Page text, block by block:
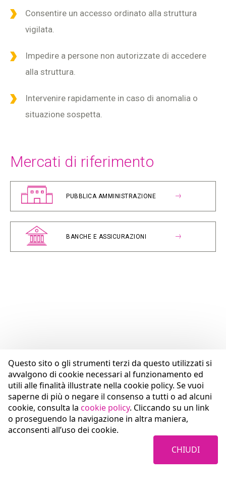
Questo sito o gli strumenti terzi da questo utilizzati si
avvalgono di cookie necessari al funzionamento ed
utili alle finalità illustrate nella cookie policy. Se vuoi
saperne di più o negare il consenso a tutti o ad alcuni
cookie, consulta la cookie policy. Cliccando su un link
o proseguendo la navigazione in altra maniera,
acconsenti all’uso dei cookie.
CHIUDI
Consentire un accesso ordinato alla struttura
vigilata.
Impedire a persone non autorizzate di accedere
alla struttura.
Intervenire rapidamente in caso di anomalia o
situazione sospetta.
Mercati di riferimento
PUBBLICA AMMINISTRAZIONE
BANCHE E ASSICURAZIONI